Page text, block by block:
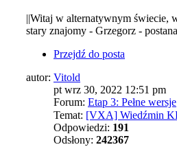
||Witaj w alternatywnym świecie,
stary znajomy - Grzegorz -
Przejdź do posta
autor: Vitold
pt wrz 30, 2022 12:51 pm
Forum: Etap 3: Pełne wersje
Temat: [VXA] Wiedźmin
Odpowiedzi: 191
Odsłony: 242367